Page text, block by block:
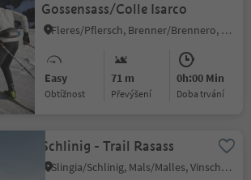
Gossensass/Colle Isarco
Fleres/Pflersch, Brenner/Brennero, Sterzing/Vipiteno and environs
Easy
Obtížnost
71 m
Převýšení
0h:00 Min
doba trvání
Schlinig - Trail Rasass
Slingia/Schlinig, Mals/Malles, Vinschgau/Val Venosta